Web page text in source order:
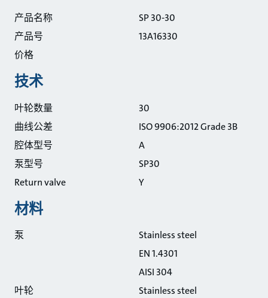
产品名称
SP 30-30
产品号
13A16330
价格
技术
叶轮数量
30
曲线公差
ISO 9906:2012 Grade 3B
腔体型号
A
泵型号
SP30
Return valve
Y
材料
泵
Stainless steel
EN 1.4301
AISI 304
叶轮
Stainless steel